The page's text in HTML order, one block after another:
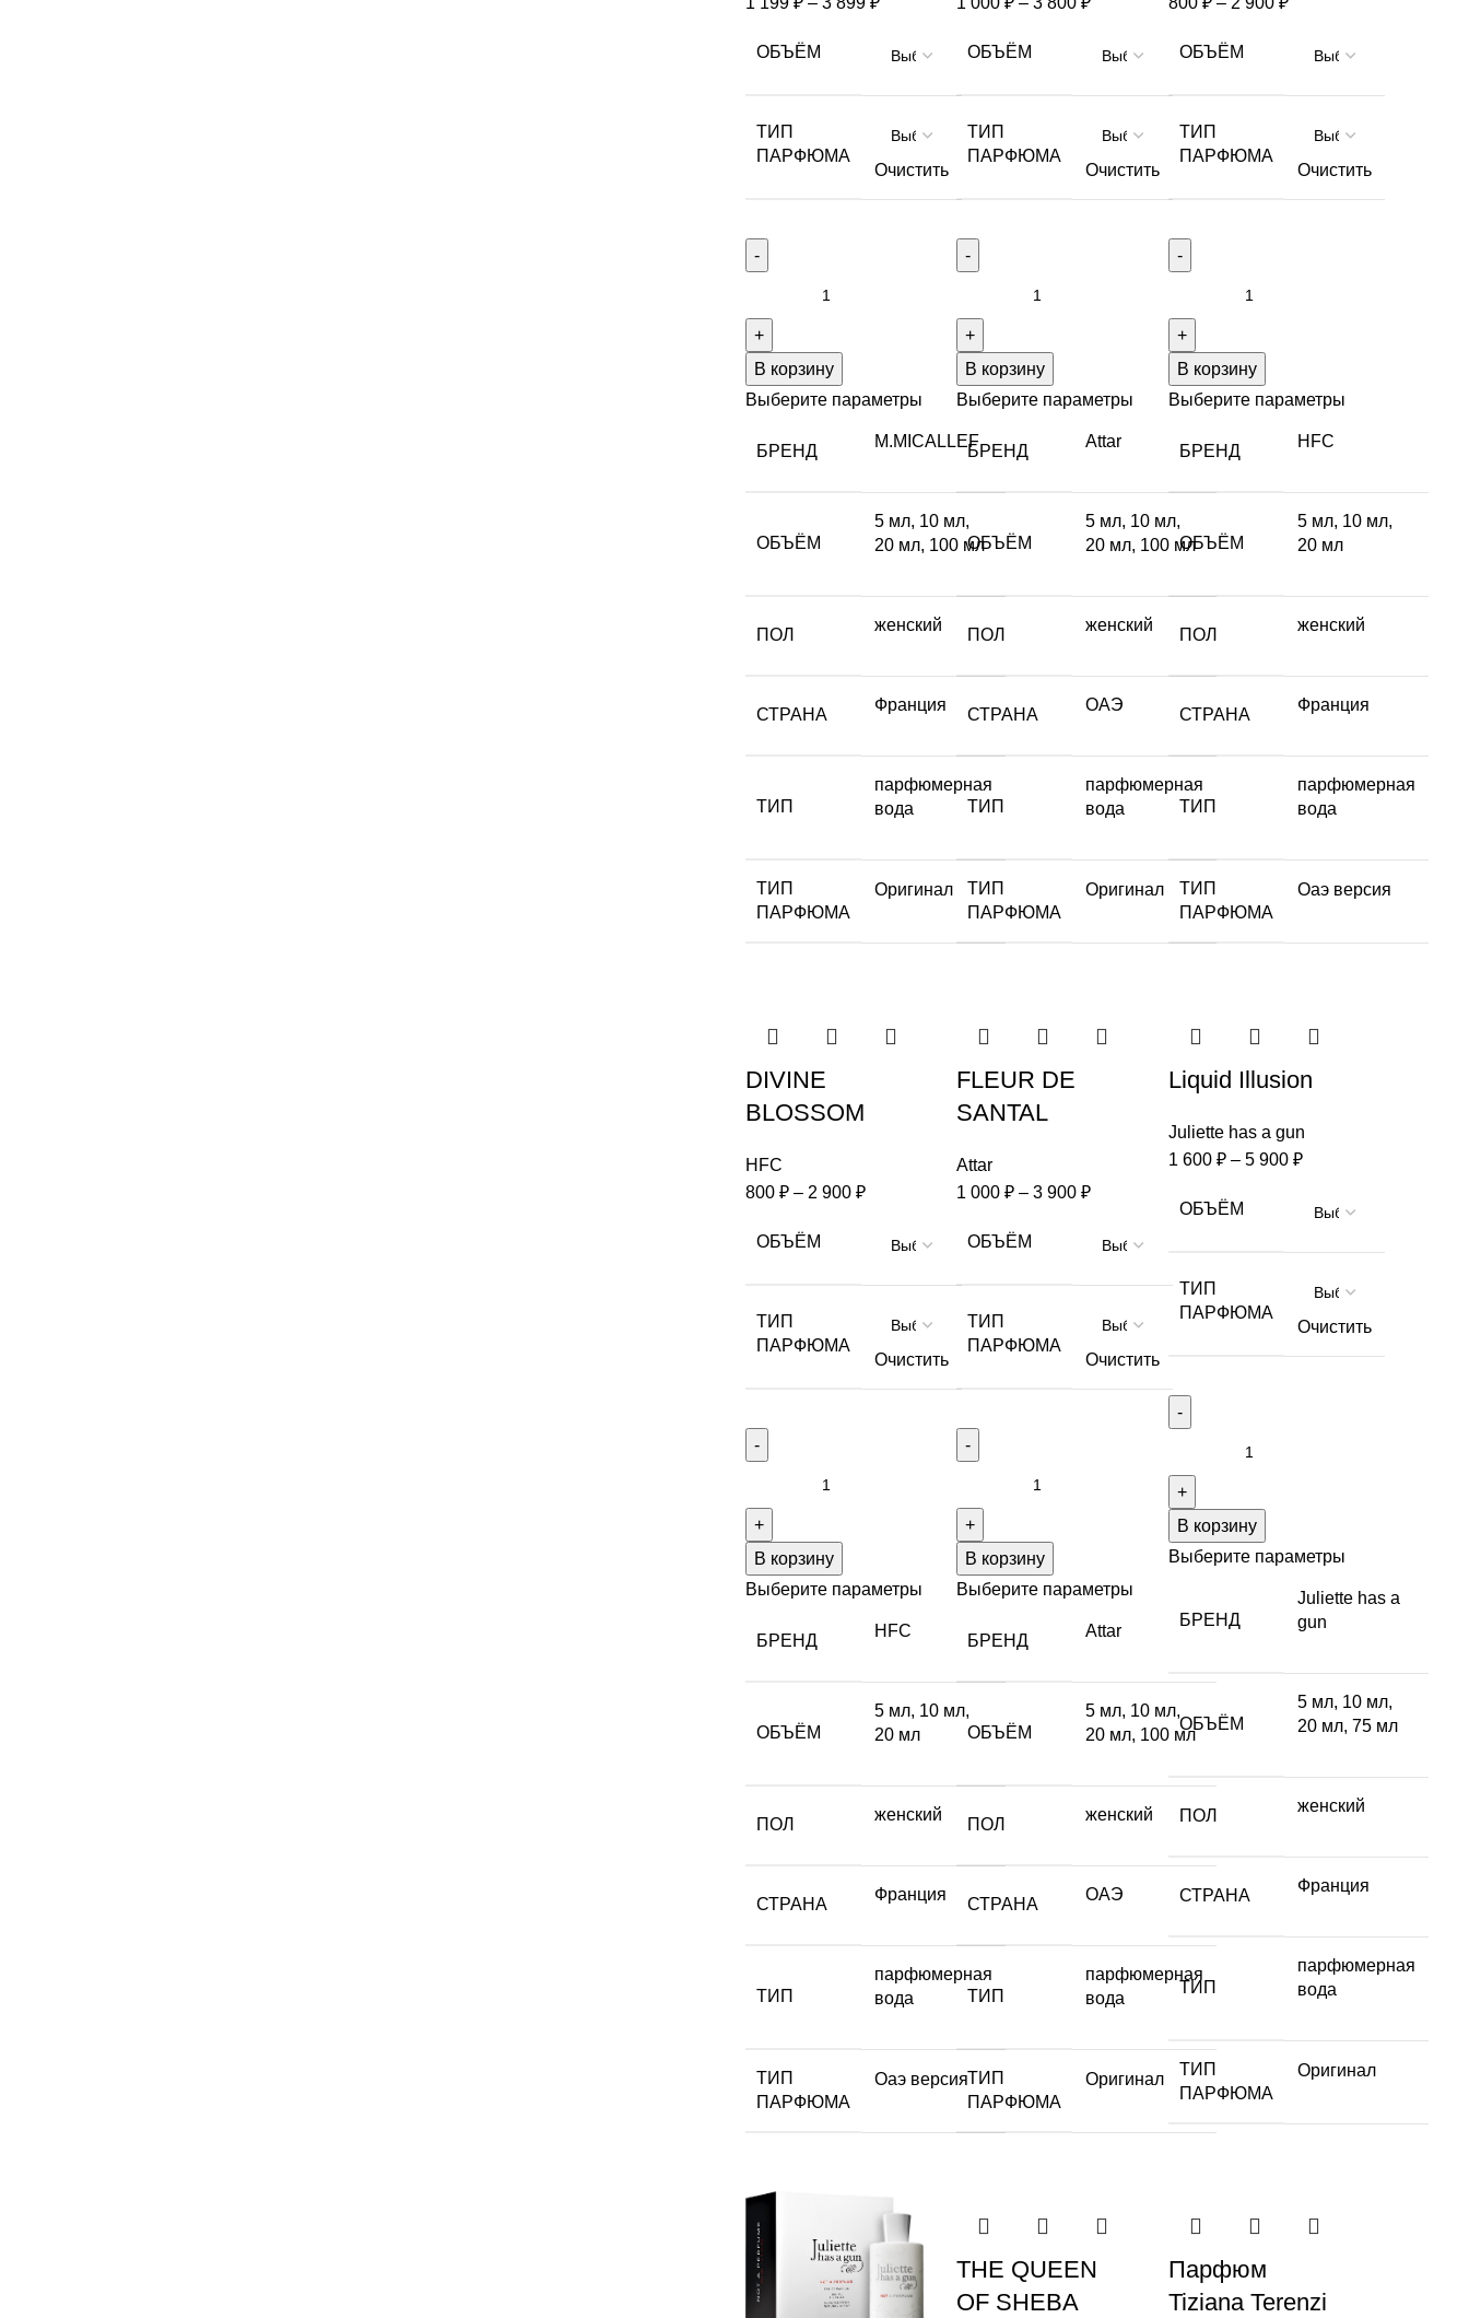
ОБЪЁМ
ТИП
ПАРФЮМА
Очистить
В корзину
Выберите параметры
БРЕНД
M.MICALLEF
ОБЪЁМ
5 мл, 10 мл,
20 мл, 100 мл
ПОЛ
женский
СТРАНА
Франция
ТИП
парфюмерная
вода
ТИП
ПАРФЮМА
Оригинал
ОБЪЁМ
ТИП
ПАРФЮМА
Очистить
В корзину
Выберите параметры
БРЕНД
Attar
ОБЪЁМ
5 мл, 10 мл,
20 мл, 100 мл
ПОЛ
женский
СТРАНА
ОАЭ
ТИП
парфюмерная
вода
ТИП
ПАРФЮМА
Оригинал
ОБЪЁМ
ТИП
ПАРФЮМА
Очистить
В корзину
Выберите параметры
БРЕНД
HFC
ОБЪЁМ
5 мл, 10 мл,
20 мл
ПОЛ
женский
СТРАНА
Франция
ТИП
парфюмерная
вода
ТИП
ПАРФЮМА
Оаэ версия
DIVINE
BLOSSOM
HFC
800 ₽ – 2 900 ₽
ОБЪЁМ
ТИП
ПАРФЮМА
Очистить
В корзину
Выберите параметры
БРЕНД
HFC
ОБЪЁМ
5 мл, 10 мл,
20 мл
ПОЛ
женский
СТРАНА
Франция
ТИП
парфюмерная
вода
ТИП
ПАРФЮМА
Оаэ версия
FLEUR DE
SANTAL
Attar
1 000₽ –3 900₽
ОБЪЁМ
ТИП
ПАРФЮМА
Очистить
В корзину
Выберите параметры
БРЕНД
Attar
ОБЪЁМ
5 мл, 10 мл,
20 мл, 100 мл
ПОЛ
женский
СТРАНА
ОАЭ
ТИП
парфюмерная
вода
ТИП
ПАРФЮМА
Оригинал
Liquid Illusion
Juliette has a gun
1 600 ₽– 5 900 ₽
ОБЪЁМ
ТИП
ПАРФЮМА
Очистить
В корзину
Выберите параметры
БРЕНД
Juliette has a
gun
ОБЪЁМ
5 мл, 10 мл,
20 мл, 75 мл
ПОЛ
женский
СТРАНА
Франция
ТИП
парфюмерная
вода
ТИП
ПАРФЮМА
Оригинал
THE QUEEN
OF SHEBA
Парфюм
Tiziana Terenzi